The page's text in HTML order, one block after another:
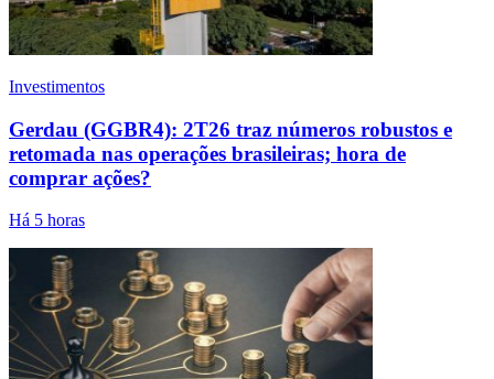
Investimentos
Gerdau (GGBR4): 2T26 traz números robustos e
retomada nas operações brasileiras; hora de
comprar ações?
Há 5 horas